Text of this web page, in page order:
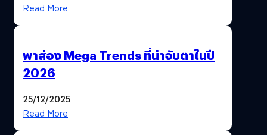
Read More
พาส่อง Mega Trends ที่น่าจับตาในปี
2026
25/12/2025
Read More